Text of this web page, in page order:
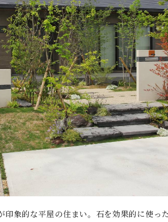
象的な平屋の住まい。石を効果的に使っ